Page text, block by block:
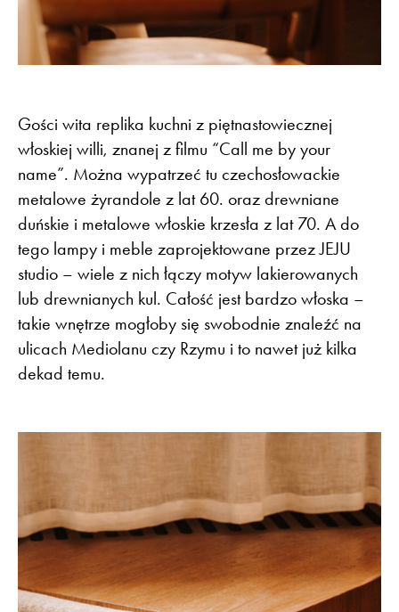
Gości wita replika kuchni z piętnastowiecznej
włoskiej willi, znanej z filmu “Call me by your
name”. Można wypatrzeć tu czechosłowackie
metalowe żyrandole z lat 60. oraz drewniane
duńskie i metalowe włoskie krzesła z lat 70. A do
tego lampy i meble zaprojektowane przez JEJU
studio – wiele z nich łączy motyw lakierowanych
lub drewnianych kul. Całość jest bardzo włoska –
takie wnętrze mogłoby się swobodnie znaleźć na
ulicach Mediolanu czy Rzymu i to nawet już kilka
dekad temu.